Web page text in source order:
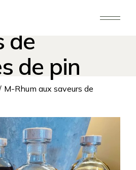
aux
de
de pin
M-Rhum aux saveurs de